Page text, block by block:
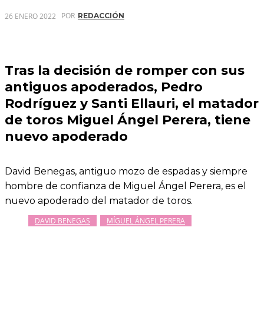
26 ENERO 2022 POR REDACCIÓN
Tras la decisión de romper con sus
antiguos apoderados, Pedro
Rodríguez y Santi Ellauri, el matador
de toros Miguel Ángel Perera, tiene
nuevo apoderado
David Benegas, antiguo mozo de espadas y siempre
hombre de confianza de Miguel Ángel Perera, es el
nuevo apoderado del matador de toros.
DAVID BENEGAS MÍGUEL ÁNGEL PERERA